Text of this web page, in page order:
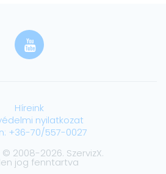
Híreink
nyilatkozat
+36-70/557-0027
2008-2026. SzervizX.
jog fenntartva